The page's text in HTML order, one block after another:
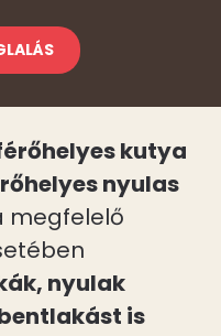
kutya
nyulas
megfelelő
nyulak
is